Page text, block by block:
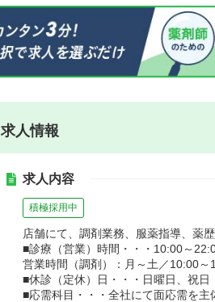
求人情報
求人内容
積極採用中
店舗にて、調剤業務、服薬指導、薬
■診療（営業）時間・・・10:00～
営業時間（調剤）：月～土／10:00～
■休診（定休）日・・・日曜日、祝日
■応需科目・・・全社にて面応需を主